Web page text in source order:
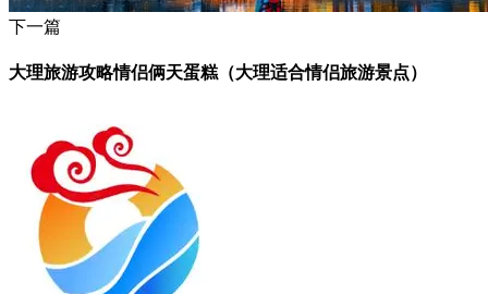
下一篇
大理旅游攻略情侣俩天蛋糕（大理适合情侣旅游景点）